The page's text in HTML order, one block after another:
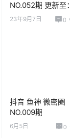
NO.052期 更新至：
2023.9.6
23年9月7日 0
抖音 鱼神 微密圈
NO.009期
6月5日 0